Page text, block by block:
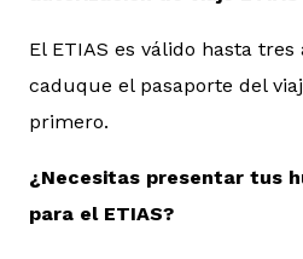
El ETIAS es válido hasta
caduque el pasaporte del
primero.
¿Necesitas presentar tus
para el ETIAS?